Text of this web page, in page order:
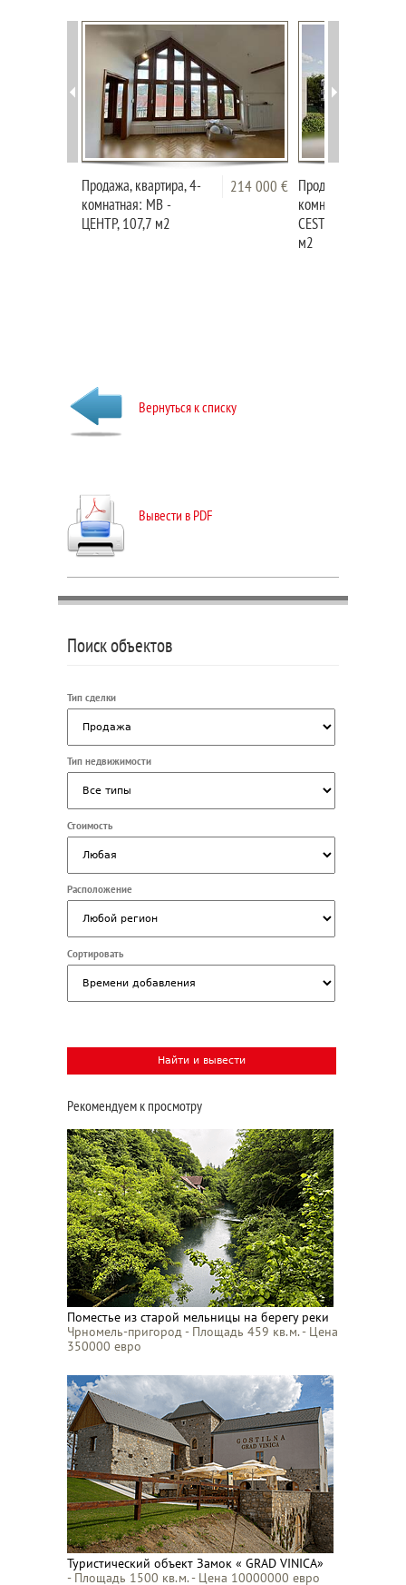
214 000 €
Продажа, квартира, 4-
комнатная: MB -
ЦЕНТР, 107,7 м2
Продажа,
комнатная:
CESTA XIV.
м2
Вернуться к списку
Вывести в PDF
Поиск объектов
Тип сделки
Тип недвижимости
Стоимость
Расположение
Сортировать
Рекомендуем к просмотру
Поместье из старой мельницы на берегу реки
Чрномель-пригород - Площадь 459 кв.м. - Цена
350000 евро
Туристический объект Замок « GRAD VINICA»
- Площадь 1500 кв.м. - Цена 10000000 евро